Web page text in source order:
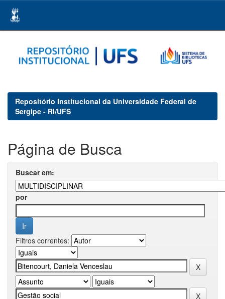
navigation
Repositório Institucional da Universidade Federal de
Sergipe - RI/UFS
Página de Busca
Buscar em:
por
Filtros correntes: